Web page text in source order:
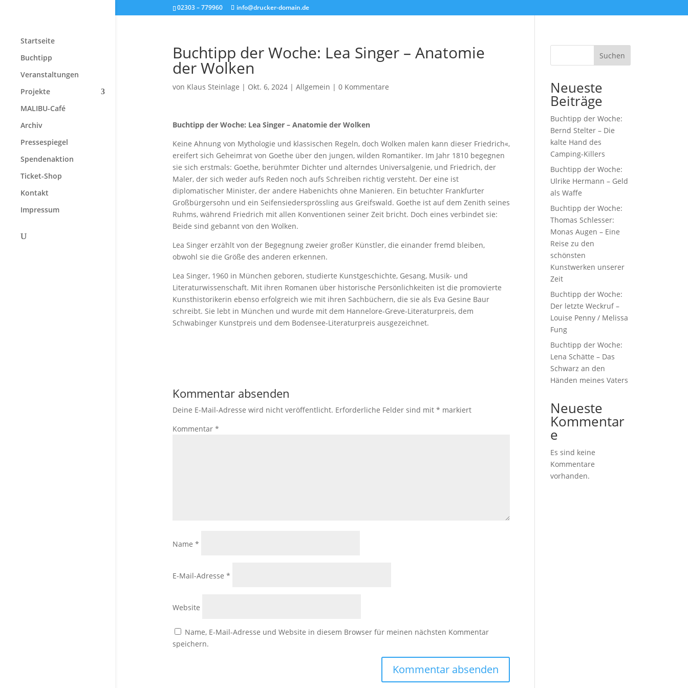
02303 – 779960 info@drucker-domain.de
Startseite
Buchtipp
Veranstaltungen
Projekte
MALIBU-Café
Archiv
Pressespiegel
Spendenaktion
Ticket-Shop
Kontakt
Impressum
Buchtipp der Woche: Lea Singer – Anatomie
der Wolken
von Klaus Steinlage | Okt. 6, 2024| Allgemein | 0 Kommentare
Buchtipp der Woche: Lea Singer – Anatomie der Wolken
Keine Ahnung von Mythologie und klassischen Regeln, doch Wolken malen kann dieser Friedrich«,
ereifert sich Geheimrat von Goethe über den jungen, wilden Romantiker. Im Jahr 1810 begegnen
sie sich erstmals: Goethe, berühmter Dichter und alterndes Universalgenie, und Friedrich, der
Maler, der sich weder aufs Reden noch aufs Schreiben richtig versteht. Der eine ist
diplomatischer Minister, der andere Habenichts ohne Manieren. Ein betuchter Frankfurter
Großbürgersohn und ein Seifensiedersprössling aus Greifswald. Goethe ist auf dem Zenith seines
Ruhms, während Friedrich mit allen Konventionen seiner Zeit bricht. Doch eines verbindet sie:
Beide sind gebannt von den Wolken.
Lea Singer erzählt von der Begegnung zweier großer Künstler, die einander fremd bleiben,
obwohl sie die Größe des anderen erkennen.
Lea Singer, 1960 in München geboren, studierte Kunstgeschichte, Gesang, Musik- und
Literaturwissenschaft. Mit ihren Romanen über historische Persönlichkeiten ist die promovierte
Kunsthistorikerin ebenso erfolgreich wie mit ihren Sachbüchern, die sie als Eva Gesine Baur
schreibt. Sie lebt in München und wurde mit dem Hannelore-Greve-Literaturpreis, dem
Schwabinger Kunstpreis und dem Bodensee-Literaturpreis ausgezeichnet.
Kommentar absenden
Deine E-Mail-Adresse wird nicht veröffentlicht. Erforderliche Felder sind mit * markiert
Kommentar *
Name *
E-Mail-Adresse *
Website
Name, E-Mail-Adresse und Website in diesem Browser für meinen nächsten Kommentar
speichern.
Suchen
Neueste
Beiträge
Buchtipp der Woche:
Bernd Stelter – Die
kalte Hand des
Camping-Killers
Buchtipp der Woche:
Ulrike Hermann – Geld
als Waffe
Buchtipp der Woche:
Thomas Schlesser:
Monas Augen – Eine
Reise zu den
schönsten
Kunstwerken unserer
Zeit
Buchtipp der Woche:
Der letzte Weckruf –
Louise Penny / Melissa
Fung
Buchtipp der Woche:
Lena Schätte – Das
Schwarz an den
Händen meines Vaters
Neueste
Kommentar
e
Es sind keine
Kommentare
vorhanden.